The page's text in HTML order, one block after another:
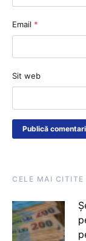
Email *
Sit web
CELE MAI CITITE